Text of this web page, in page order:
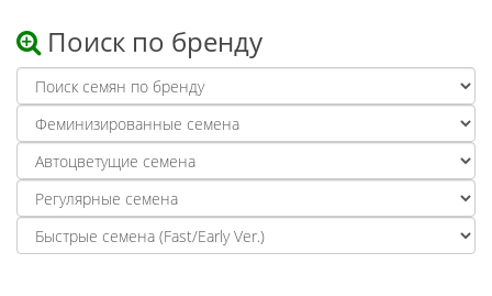
Поиск по бренду